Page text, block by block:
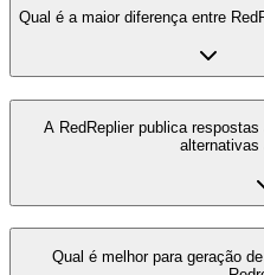
Qual é a maior diferença entre
A RedReplier publica
alternativas
Qual é melhor para geração